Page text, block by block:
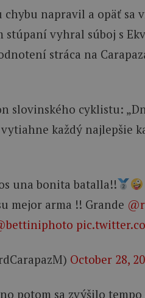
chybu napravil a opäť sa
stúpaní vyhral súboj s
stráca na
slovinského cyklistu:
každý najlepšie
una bonita batalla!!
mejor arma !! Grande
October 28,
potom sa zvýšilo